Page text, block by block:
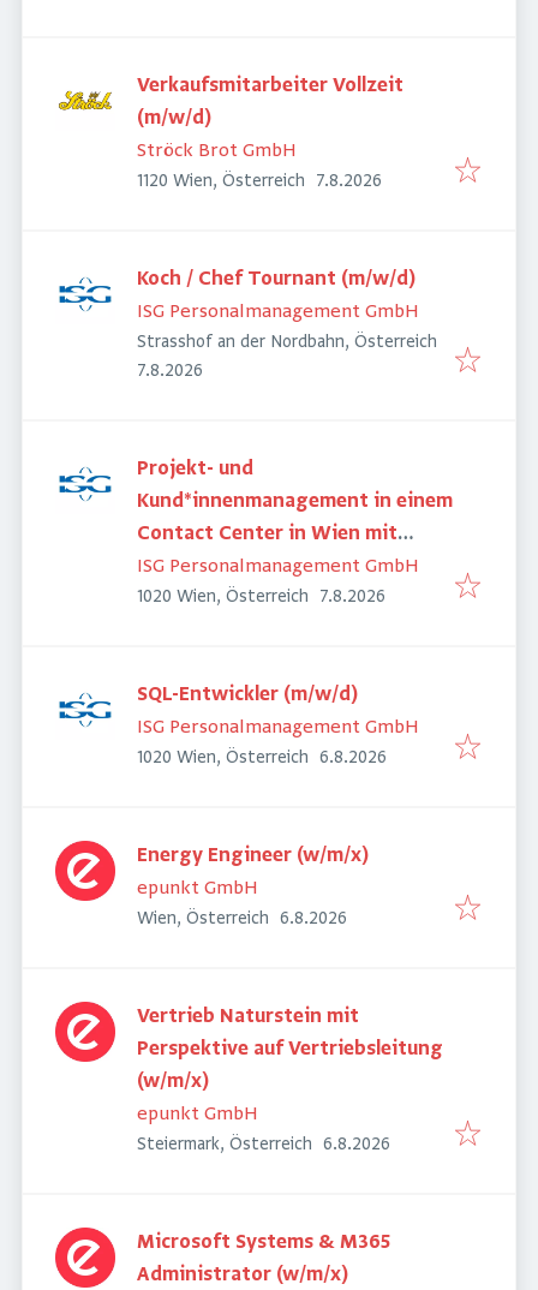
Verkaufsmitarbeiter Vollzeit
(m/w/d)
Ströck Brot GmbH
1120 Wien, Österreich Veröffentlicht
7.8.2026
Koch / Chef Tournant (m/w/d)
ISG Personalmanagement GmbH
Strasshof an der Nordbahn, Österreich
Veröffentlicht
7.8.2026
Projekt- und
Kund*innenmanagement in einem
Contact Center in Wien mit
Schwerpunkt Energie (m/w/d)
ISG Personalmanagement GmbH
1020 Wien, Österreich Veröffentlicht
7.8.2026
SQL-Entwickler (m/w/d)
ISG Personalmanagement GmbH
1020 Wien, Österreich Veröffentlicht
6.8.2026
Energy Engineer (w/m/x)
epunkt GmbH
Wien, Österreich Veröffentlicht
6.8.2026
Vertrieb Naturstein mit
Perspektive auf Vertriebsleitung
(w/m/x)
epunkt GmbH
Steiermark, Österreich Veröffentlicht
6.8.2026
Microsoft Systems & M365
Administrator (w/m/x)